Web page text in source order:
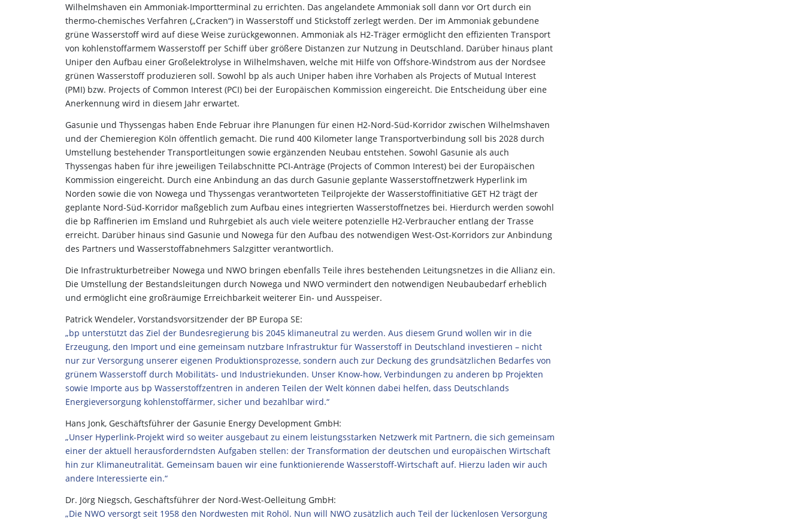
Wilhelmshaven ein Ammoniak-Importterminal zu errichten. Das angelandete Ammoniak soll dann vor Ort durch ein
thermo-chemisches Verfahren („Cracken“) in Wasserstoff und Stickstoff zerlegt werden. Der im Ammoniak gebundene
grüne Wasserstoff wird auf diese Weise zurückgewonnen. Ammoniak als H2-Träger ermöglicht den effizienten Transport
von kohlenstoffarmem Wasserstoff per Schiff über größere Distanzen zur Nutzung in Deutschland. Darüber hinaus plant
Uniper den Aufbau einer Großelektrolyse in Wilhelmshaven, welche mit Hilfe von Offshore-Windstrom aus der Nordsee
grünen Wasserstoff produzieren soll. Sowohl bp als auch Uniper haben ihre Vorhaben als Projects of Mutual Interest
(PMI) bzw. Projects of Common Interest (PCI) bei der Europäischen Kommission eingereicht. Die Entscheidung über eine
Anerkennung wird in diesem Jahr erwartet.
Gasunie und Thyssengas haben Ende Februar ihre Planungen für einen H2-Nord-Süd-Korridor zwischen Wilhelmshaven
und der Chemieregion Köln öffentlich gemacht. Die rund 400 Kilometer lange Transportverbindung soll bis 2028 durch
Umstellung bestehender Transportleitungen sowie ergänzenden Neubau entstehen. Sowohl Gasunie als auch
Thyssengas haben für ihre jeweiligen Teilabschnitte PCI-Anträge (Projects of Common Interest) bei der Europäischen
Kommission eingereicht. Durch eine Anbindung an das durch Gasunie geplante Wasserstoffnetzwerk Hyperlink im
Norden sowie die von Nowega und Thyssengas verantworteten Teilprojekte der Wasserstoffinitiative GET H2 trägt der
geplante Nord-Süd-Korridor maßgeblich zum Aufbau eines integrierten Wasserstoffnetzes bei. Hierdurch werden sowohl
die bp Raffinerien im Emsland und Ruhrgebiet als auch viele weitere potenzielle H2-Verbraucher entlang der Trasse
erreicht. Darüber hinaus sind Gasunie und Nowega für den Aufbau des notwendigen West-Ost-Korridors zur Anbindung
des Partners und Wasserstoffabnehmers Salzgitter verantwortlich.
Die Infrastrukturbetreiber Nowega und NWO bringen ebenfalls Teile ihres bestehenden Leitungsnetzes in die Allianz ein.
Die Umstellung der Bestandsleitungen durch Nowega und NWO vermindert den notwendigen Neubaubedarf erheblich
und ermöglicht eine großräumige Erreichbarkeit weiterer Ein- und Ausspeiser.
Patrick Wendeler, Vorstandsvorsitzender der BP Europa SE:
„bp unterstützt das Ziel der Bundesregierung bis 2045 klimaneutral zu werden. Aus diesem Grund wollen wir in die
Erzeugung, den Import und eine gemeinsam nutzbare Infrastruktur für Wasserstoff in Deutschland investieren – nicht
nur zur Versorgung unserer eigenen Produktionsprozesse, sondern auch zur Deckung des grundsätzlichen Bedarfes von
grünem Wasserstoff durch Mobilitäts- und Industriekunden. Unser Know-how, Verbindungen zu anderen bp Projekten
sowie Importe aus bp Wasserstoffzentren in anderen Teilen der Welt können dabei helfen, dass Deutschlands
Energieversorgung kohlenstoffärmer, sicher und bezahlbar wird.“
Hans Jonk, Geschäftsführer der Gasunie Energy Development GmbH:
„Unser Hyperlink-Projekt wird so weiter ausgebaut zu einem leistungsstarken Netzwerk mit Partnern, die sich gemeinsam
einer der aktuell herausforderndsten Aufgaben stellen: der Transformation der deutschen und europäischen Wirtschaft
hin zur Klimaneutralität. Gemeinsam bauen wir eine funktionierende Wasserstoff-Wirtschaft auf. Hierzu laden wir auch
andere Interessierte ein.“
Dr. Jörg Niegsch, Geschäftsführer der Nord-West-Oelleitung GmbH:
„Die NWO versorgt seit 1958 den Nordwesten mit Rohöl. Nun will NWO zusätzlich auch Teil der lückenlosen Versorgung